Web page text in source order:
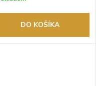
DO KOŠÍKA